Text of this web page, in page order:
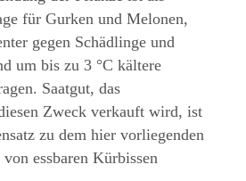
für Gurken und Melonen,
gegen Schädlinge und
um bis zu 3 °C kältere
Saatgut, das
Zweck verkauft wird, ist
zu dem hier vorliegenden
essbaren Kürbissen